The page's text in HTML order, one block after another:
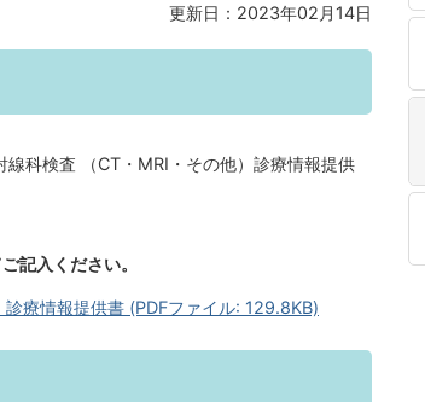
更新日：2023年02月14日
科検査 （CT・MRI・その他）診療情報提供
記入ください。
療情報提供書 (PDFファイル: 129.8KB)